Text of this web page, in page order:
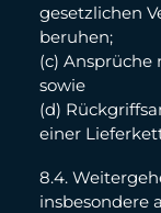
gesetzlichen
beruhen;
(c)
sowie
(d)
einer
8.4.
insbesondere